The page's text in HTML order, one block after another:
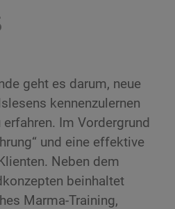
geht es darum, neue
kennenzulernen
Im Vordergrund
und eine effektive
Neben dem
beinhaltet
Marma-Training,